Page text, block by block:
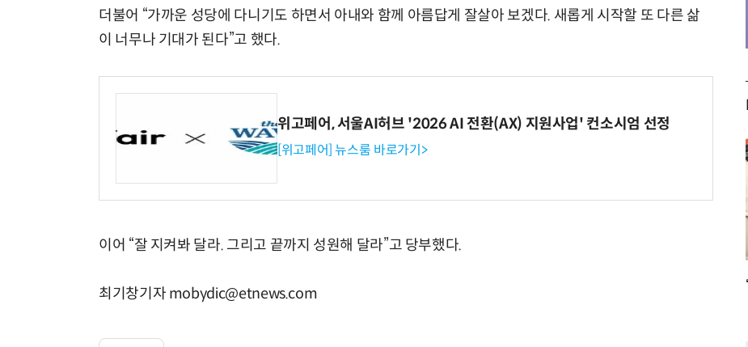
더불어 “가까운 성당에 다니기도 하면서 아내와 함께 아름답게 잘살아 보겠다. 새롭게 시작할 또 다른 삶
이 너무나 기대가 된다”고 했다.
위고페어, 서울AI허브 '2026 AI 전환(AX) 지원사업' 컨소시엄 선정
[위고페어] 뉴스룸 바로가기>
이어 “잘 지켜봐 달라. 그리고 끝까지 성원해 달라”고 당부했다.
최기창기자 mobydic@etnews.com